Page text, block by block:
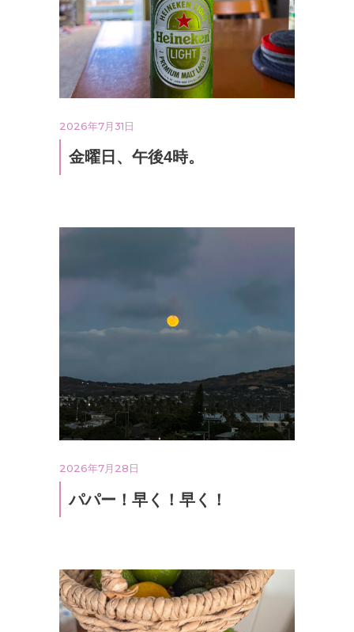
2026年7月31日
金曜日、午後4時。
2026年7月28日
パパー！早く！早く！